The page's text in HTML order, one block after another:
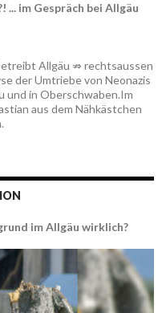
... im Gespräch bei Allgäu
Allgäu ⇏ rechtsaussen
der Umtriebe von Neonazis
und in Oberschwaben.Im
aus dem Nähkästchen
im Allgäu wirklich?